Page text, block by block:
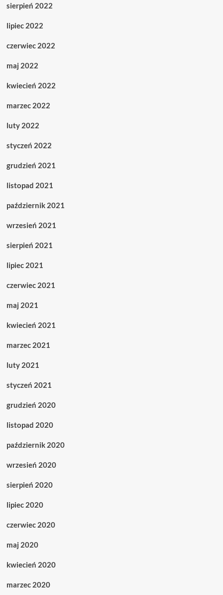
sierpień 2022
lipiec 2022
czerwiec 2022
maj 2022
kwiecień 2022
marzec 2022
luty 2022
styczeń 2022
grudzień 2021
listopad 2021
październik 2021
wrzesień 2021
sierpień 2021
lipiec 2021
czerwiec 2021
maj 2021
kwiecień 2021
marzec 2021
luty 2021
styczeń 2021
grudzień 2020
listopad 2020
październik 2020
wrzesień 2020
sierpień 2020
lipiec 2020
czerwiec 2020
maj 2020
kwiecień 2020
marzec 2020